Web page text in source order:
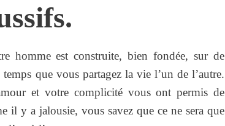
homme est construite, bien fondée, sur de
que vous partagez la vie l’un de l’autre.
et votre complicité vous ont permis de
il y a jalousie, vous savez que ce ne sera que